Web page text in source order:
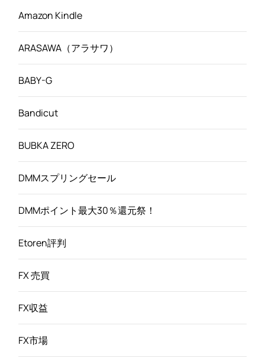
Amazon Kindle
ARASAWA（アラサワ）
BABY-G
Bandicut
BUBKA ZERO
DMMスプリングセール
DMMポイント最大30％還元祭！
Etoren評判
FX 売買
FX収益
FX市場